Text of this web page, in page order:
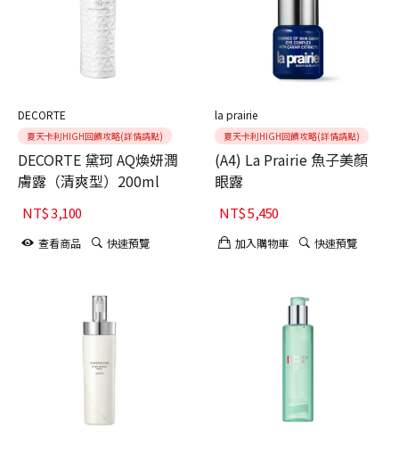
DECORTE
夏天卡利HIGH回饋攻略(詳情請點)
DECORTE 黛珂 AQ煥妍潤
膚露（清爽型）200ml
NT$3,100
查看商品 快速預覽
la prairie
夏天卡利HIGH回饋攻略(詳情請點)
(A4) La Prairie 魚子美顏
眼露
NT$5,450
加入購物車 快速預覽